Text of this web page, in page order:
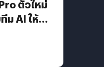
ตัวใหม่
ม AI ให้